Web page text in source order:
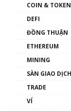
COIN & TOKEN
DEFI
ĐỒNG THUẬN
ETHEREUM
MINING
SÀN GIAO DỊCH
TRADE
VÍ